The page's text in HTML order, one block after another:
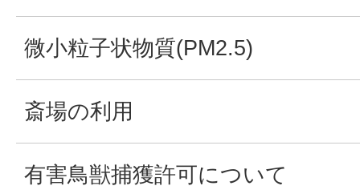
微小粒子状物質(PM2.5)
斎場の利用
有害鳥獣捕獲許可について